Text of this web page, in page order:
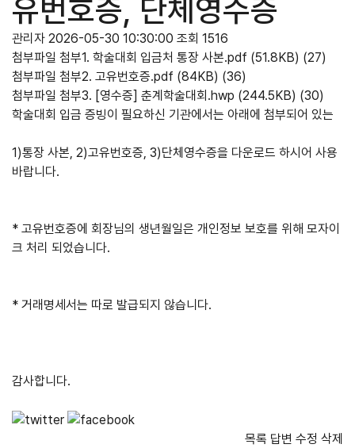
유번호증, 단체영수증
관리자 2026-05-30 10:30:00 조회 1516
첨부파일 첨부1. 학술대회 입금처 통장 사본.pdf (51.8KB) (27)
첨부파일 첨부2. 고유번호증.pdf (84KB) (36)
첨부파일 첨부3. [영수증] 춘계학술대회.hwp (244.5KB) (30)
학술대회 입금 증빙이 필요하신 기관에서는 아래에 첨부되어 있는
1)통장 사본, 2)고유번호증, 3)단체영수증을 다운로드 하시어 사용
바랍니다.
* 고유번호증에 회장님의 생년월일은 개인정보 보호를 위해 모자이
크 처리 되었습니다.
* 거래명세서는 따로 발급되지 않습니다.
감사합니다.
목록 답변 수정 삭제